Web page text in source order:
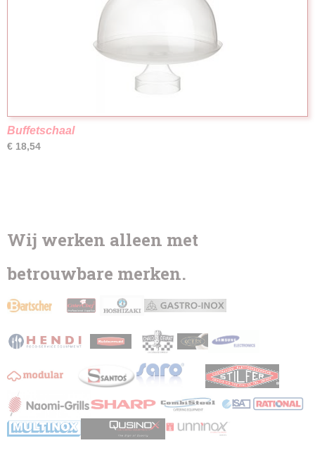
Buffetschaal
€ 18,54
Wij werken alleen met
betrouwbare merken.